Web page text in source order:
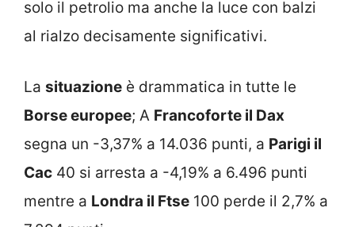
solo il petrolio ma anche la luce con balzi
al rialzo decisamente significativi.
La situazione è drammatica in tutte le
Borse europee; A Francoforte il Dax
segna un -3,37% a 14.036 punti, a Parigi il
Cac 40 si arresta a -4,19% a 6.496 punti
mentre a Londra il Ftse 100 perde il 2,7% a